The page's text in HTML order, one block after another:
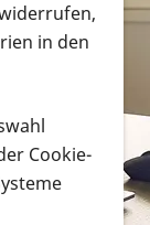
in den
Cookie-